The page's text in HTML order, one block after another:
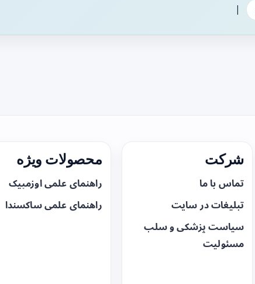
|
شرکت
تماس با ما
تبلیغات در سایت
سیاست پزشکی و سلب
مسئولیت
محصولات ویژه
راهنمای علمی اوزمپیک
راهنمای علمی ساکسندا